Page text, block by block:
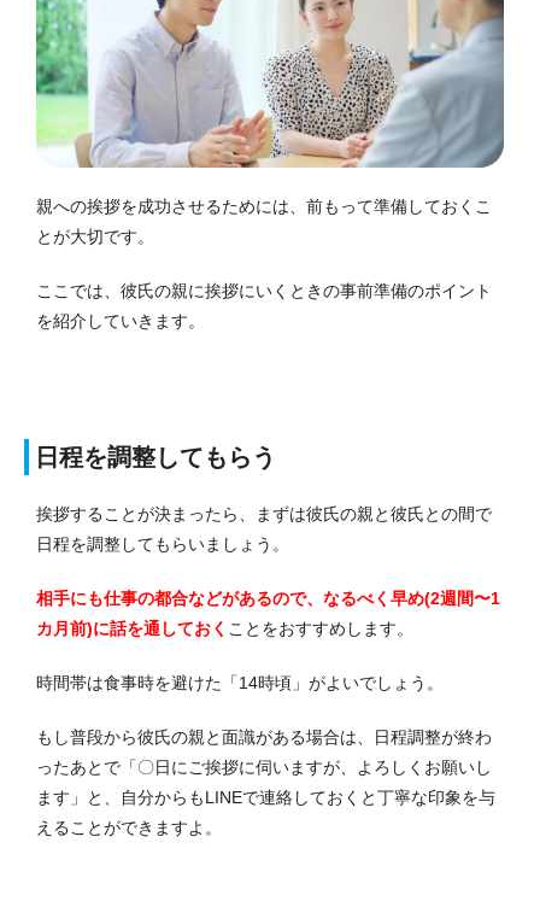
親への挨拶を成功させるためには、前もって準備しておくこ
とが大切です。
ここでは、彼氏の親に挨拶にいくときの事前準備のポイント
を紹介していきます。
日程を調整してもらう
挨拶することが決まったら、まずは彼氏の親と彼氏との間で
日程を調整してもらいましょう。
相手にも仕事の都合などがあるので、なるべく早め(2週間〜1
カ月前)に話を通しておく ことをおすすめします。
時間帯は食事時を避けた「14時頃」がよいでしょう。
もし普段から彼氏の親と面識がある場合は、日程調整が終わ
ったあとで「〇日にご挨拶に伺いますが、よろしくお願いし
ます」と、自分からもLINEで連絡しておくと丁寧な印象を与
えることができますよ。